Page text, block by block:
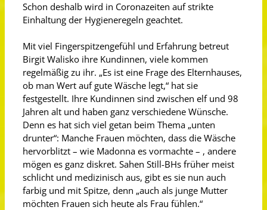
Schon deshalb wird in Coronazeiten auf strikte
Einhaltung der Hygieneregeln geachtet.
Mit viel Fingerspitzengefühl und Erfahrung betreut
Birgit Walisko ihre Kundinnen, viele kommen
regelmäßig zu ihr. „Es ist eine Frage des Elternhauses,
ob man Wert auf gute Wäsche legt,“ hat sie
festgestellt. Ihre Kundinnen sind zwischen elf und 98
Jahren alt und haben ganz verschiedene Wünsche.
Denn es hat sich viel getan beim Thema „unten
drunter“: Manche Frauen möchten, dass die Wäsche
hervorblitzt – wie Madonna es vormachte – , andere
mögen es ganz diskret. Sahen Still-BHs früher meist
schlicht und medizinisch aus, gibt es sie nun auch
farbig und mit Spitze, denn „auch als junge Mutter
möchten Frauen sich heute als Frau fühlen.“